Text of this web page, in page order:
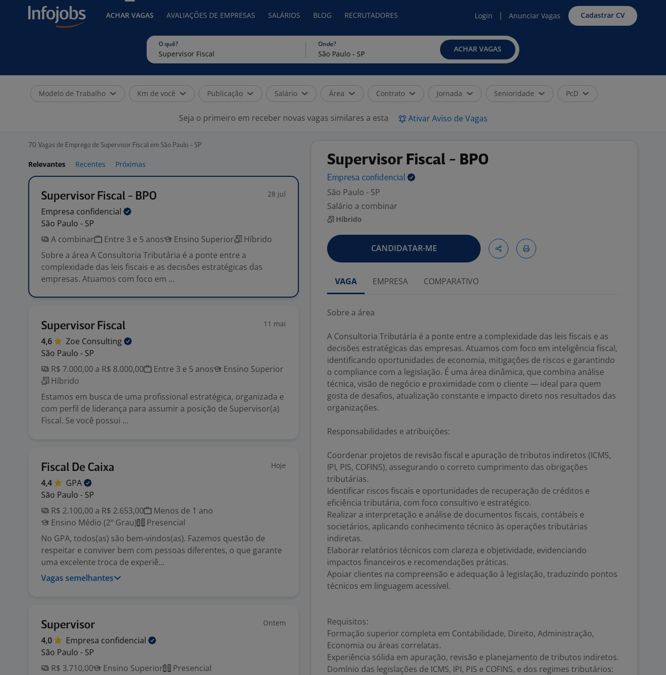
ACHAR VAGAS AVALIAÇÕES DE EMPRESAS SALÁRIOS BLOG RECRUTADORES Login Anunciar Vagas Cadastrar CV
O quê? Onde?
ACHAR VAGAS
Modelo de Trabalho Km de você Publicação Salário Área Contrato Jornada Senioridade PcD
Seja o primeiro em receber novas vagas similares a esta Ativar Aviso de Vagas
70 Vagas de Emprego de Supervisor Fiscal em São Paulo - SP
Relevantes Recentes Próximas
Supervisor Fiscal - BPO 28 jul
Empresa confidencial
São Paulo - SP
A combinar
Entre 3 e 5 anos Ensino Superior
Híbrido
Sobre a área A Consultoria Tributária é a ponte entre a
complexidade das leis fiscais e as decisões estratégicas das
empresas. Atuamos com foco em ...
Supervisor Fiscal 11 mai
4,6 Zoe Consulting
São Paulo - SP
R$ 7.000,00 a R$ 8.000,00
Entre 3 e 5 anos
Ensino Superior
Híbrido
Estamos em busca de uma profissional estratégica, organizada e
com perfil de liderança para assumir a posição de Supervisor(a)
Fiscal. Se você possui ...
Fiscal De Caixa Hoje
4,4
GPA
São Paulo - SP
R$ 2.100,00 a R$ 2.653,00
Menos de 1 ano
Ensino Médio (2º Grau)
Presencial
No GPA, todos(as) são bem-vindos(as). Fazemos questão de
respeitar e conviver bem com pessoas diferentes, o que garante
uma excelente troca de experiê...
Vagas semelhantes
Supervisor Ontem
4,0 Empresa confidencial
São Paulo - SP
R$ 3.710,00
Ensino Superior
Presencial
Supervisor Fiscal - BPO
Empresa confidencial
São Paulo - SP
Salário a combinar
Híbrido
CANDIDATAR-ME
VAGA EMPRESA COMPARATIVO
Sobre a área
A Consultoria Tributária é a ponte entre a complexidade das leis fiscais e as
decisões estratégicas das empresas. Atuamos com foco em inteligência fiscal,
identificando oportunidades de economia, mitigações de riscos e garantindo
o compliance com a legislação. É uma área dinâmica, que combina análise
técnica, visão de negócio e proximidade com o cliente — ideal para quem
gosta de desafios, atualização constante e impacto direto nos resultados das
organizações.
Responsabilidades e atribuições:
Coordenar projetos de revisão fiscal e apuração de tributos indiretos (ICMS,
IPI, PIS, COFINS), assegurando o correto cumprimento das obrigações
tributárias.
Identificar riscos fiscais e oportunidades de recuperação de créditos e
eficiência tributária, com foco consultivo e estratégico.
Realizar a interpretação e análise de documentos fiscais, contábeis e
societários, aplicando conhecimento técnico às operações tributárias
indiretas.
Elaborar relatórios técnicos com clareza e objetividade, evidenciando
impactos financeiros e recomendações práticas.
Apoiar clientes na compreensão e adequação à legislação, traduzindo pontos
técnicos em linguagem acessível.
Requisitos:
Formação superior completa em Contabilidade, Direito, Administração,
Economia ou áreas correlatas.
Experiência sólida em apuração, revisão e planejamento de tributos indiretos.
Domínio das legislações de ICMS, IPI, PIS e COFINS, e dos regimes tributários: